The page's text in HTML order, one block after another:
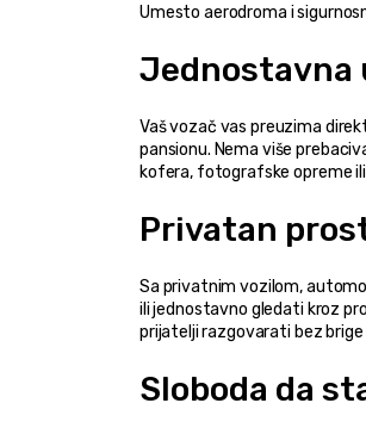
Umesto aerodroma i
Jednostavna
Vaš vozač vas preuzima
pansionu. Nema više
kofera, fotografske opreme
Privatan
Sa privatnim vozilom,
ili jednostavno gledati kroz
prijatelji razgovarati bez
Sloboda da